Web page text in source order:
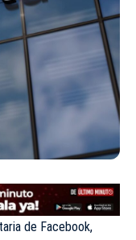
de Facebook,